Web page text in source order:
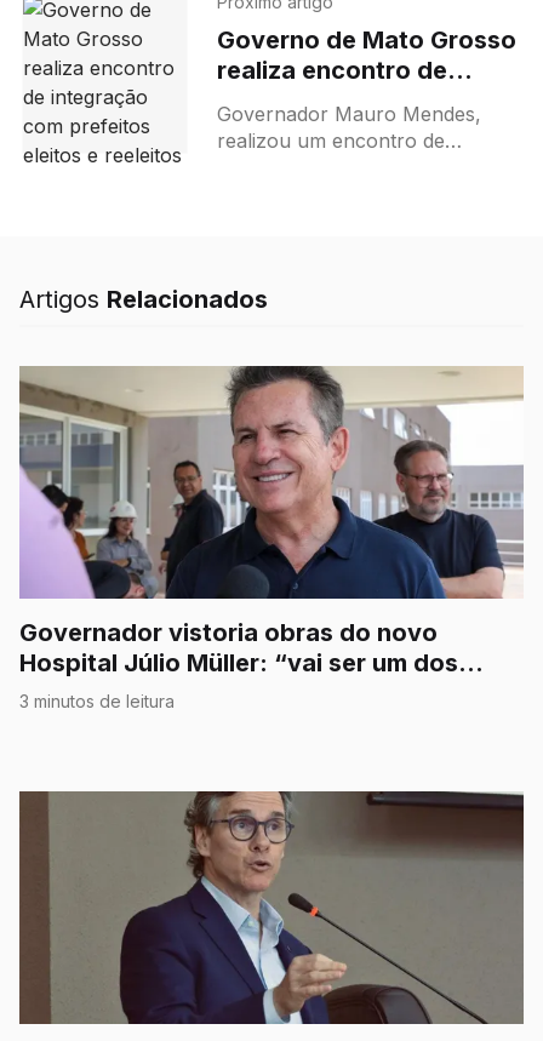
a força do agronegócio,
ressaltando a importância da
reciprocidade comercial.
Governo de Mato Grosso
realiza encontro de
integração com prefeitos
eleitos e reeleitos
Governador Mauro Mendes,
realizou um encontro de
regional.
Artigos Relacionados
Governador vistoria obras do novo
Hospital Júlio Müller: “vai ser um dos
melhores do Estado”
3 minutos de leitura